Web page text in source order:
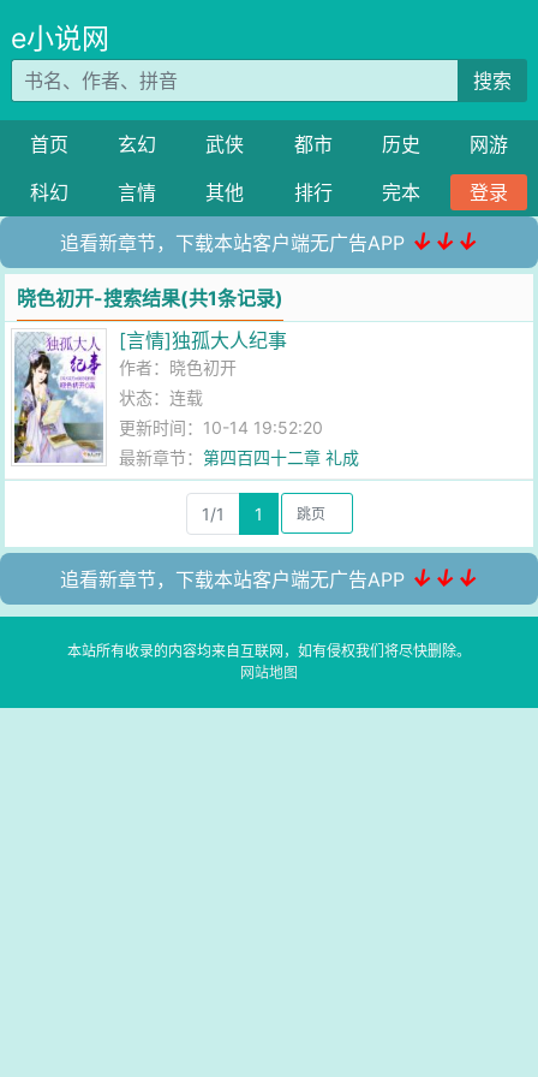
e小说网
搜索
首页 玄幻 武侠 都市 历史
网游
科幻
言情 其他 排行 完本 登录
追看新章节，下载本站客户端无广告APP ↓↓↓
晓色初开-搜索结果(共1条记录)
[言情]独孤大人纪事
作者： 晓色初开
状态：连载
更新时间：10-14 19:52:20
最新章节：第四百四十二章 礼成
1/1 1
追看新章节，下载本站客户端无广告APP ↓↓↓
本站所有收录的内容均来自互联网，如有侵权我们将尽快删除。
网站地图